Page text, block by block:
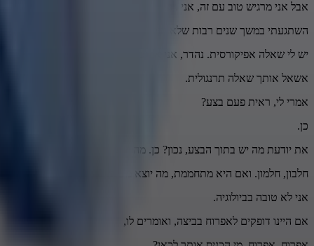
אבל אני מרגיש טוב עם זה, אני רוצה להגיד לך... לא, תתגיד לי,
השתגעתי במשך שנים רבות שלא חזרתי בתשובה.
יש לי שאלה אפיקורסית. נהדר, אני אוהב את זה. מאיפה אנחנו יודעים
אשאל אותך שאלה תרנגולית.
אמרי לי, ראית פעם בצע?
כן.
את יודעת מה יש בתוך הבצע, נכון? כן. מה יש?
חלבון, חלמון. ואם היא מתחממת, מה יוצא משם? חביתה.
אני לא טובה בביולוגיה.
אם היינו דופקים לאפרוח בביצה, ואומרים לו,